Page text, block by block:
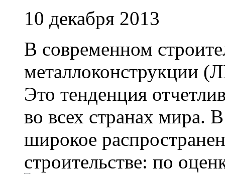
10 декабря 2013
В современном
металлоконструкции
Это тенденция
во всех странах
широкое
строительстве: по